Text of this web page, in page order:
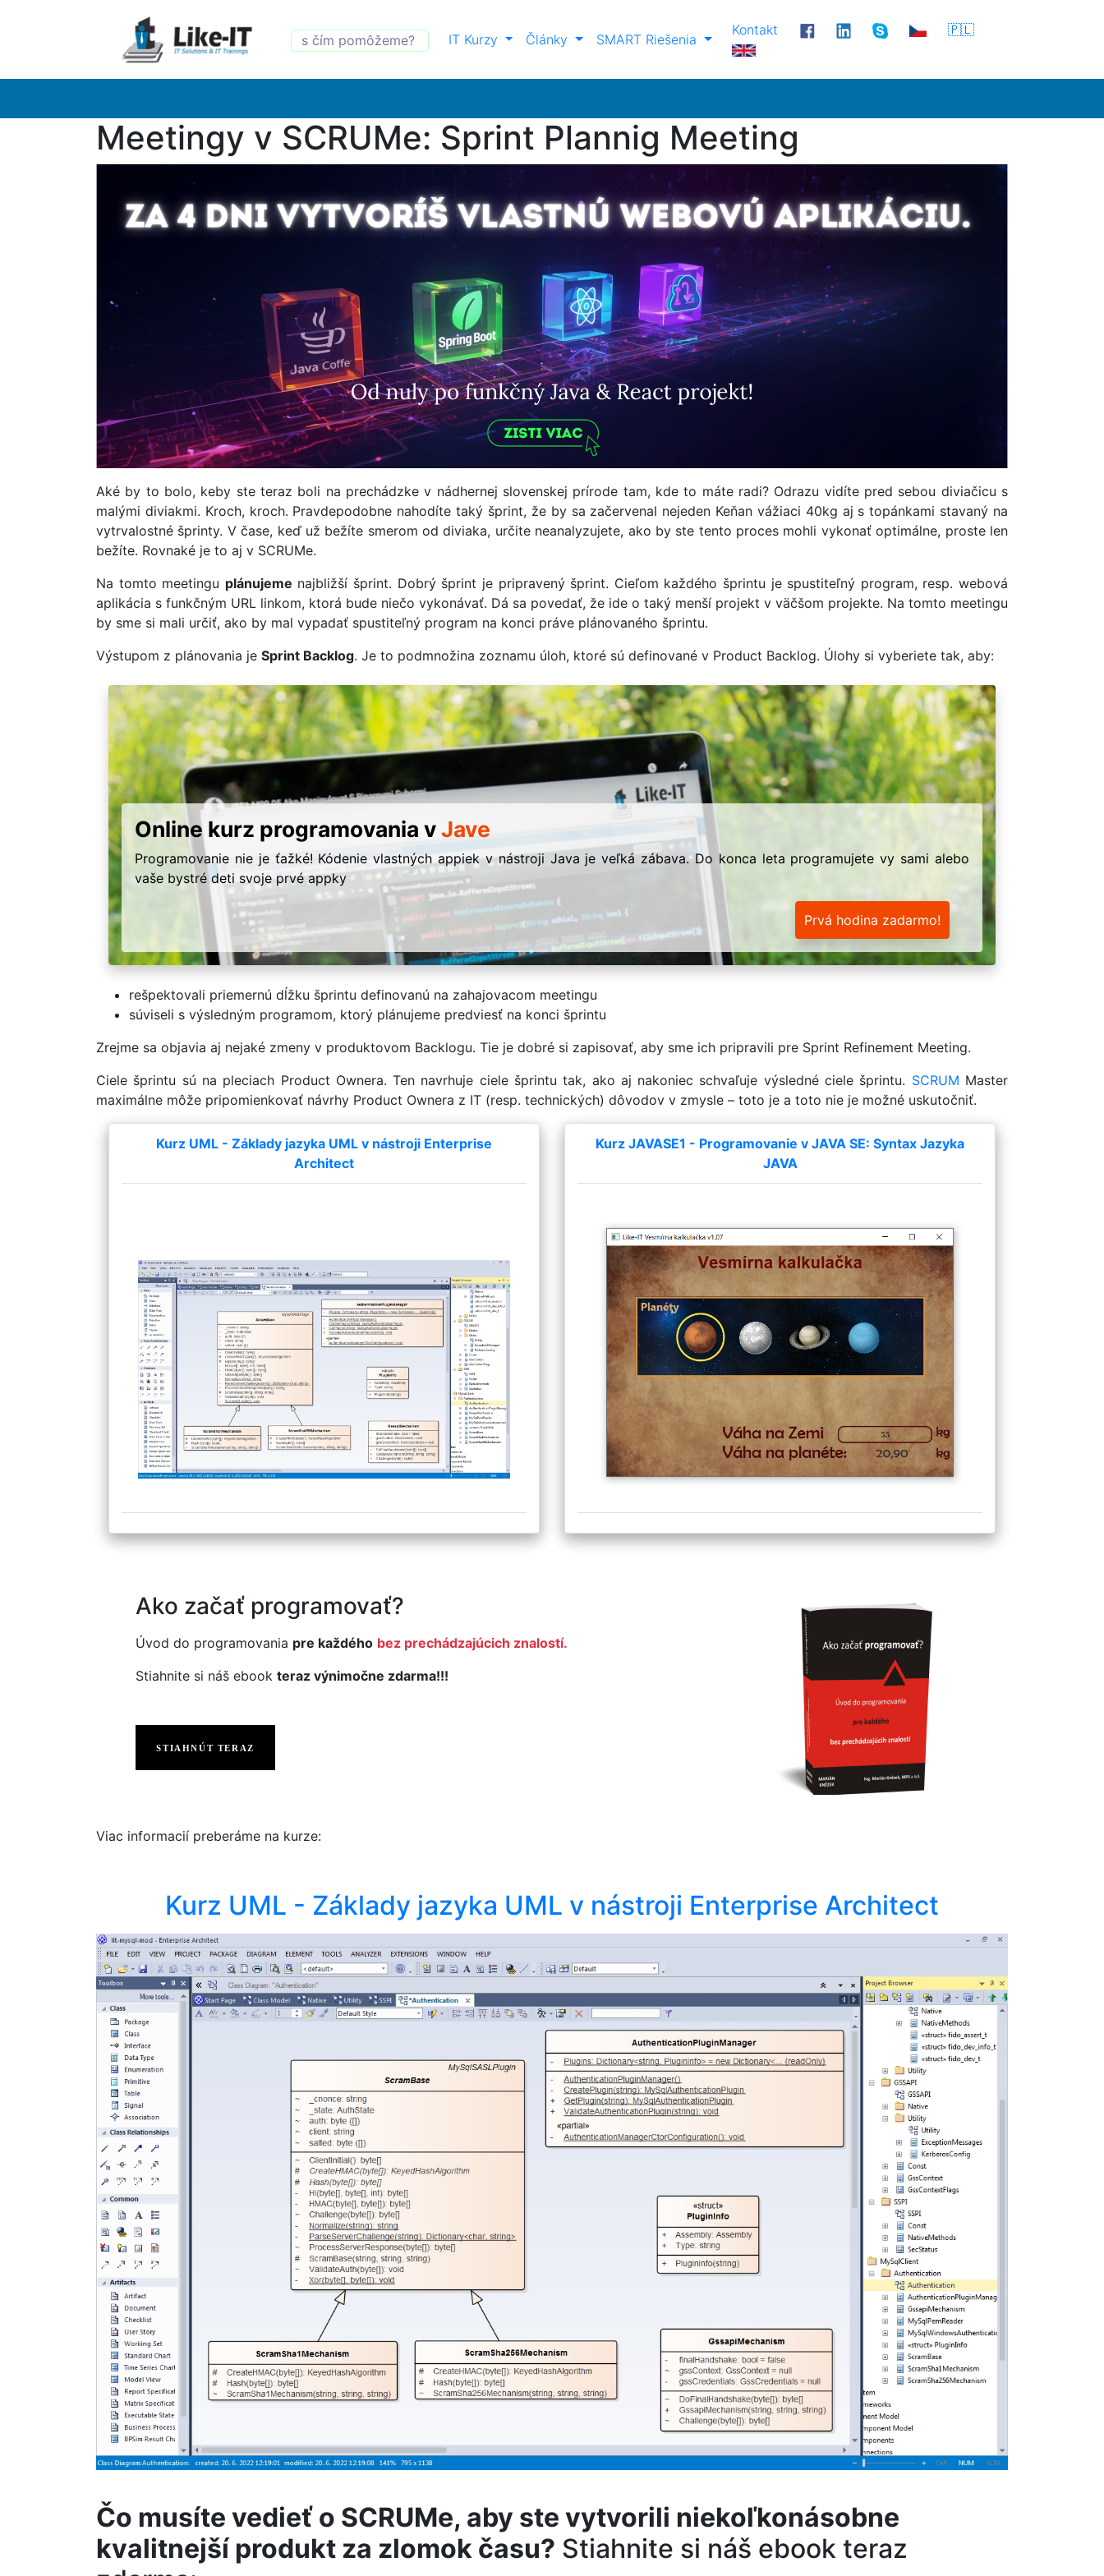
IT Kurzy Články SMART Riešenia
Kontakt 🇵🇱
Meetingy v SCRUMe: Sprint Plannig Meeting
Aké by to bolo, keby ste teraz boli na prechádzke v nádhernej slovenskej prírode tam, kde to máte radi? Odrazu vidíte pred sebou diviačicu s
malými diviakmi. Kroch, kroch. Pravdepodobne nahodíte taký šprint, že by sa začervenal nejeden Keňan vážiaci 40kg aj s topánkami stavaný na
vytrvalostné šprinty. V čase, keď už bežíte smerom od diviaka, určite neanalyzujete, ako by ste tento proces mohli vykonať optimálne, proste len
bežíte. Rovnaké je to aj v SCRUMe.
Na tomto meetingu plánujeme najbližší šprint. Dobrý šprint je pripravený šprint. Cieľom každého šprintu je spustiteľný program, resp. webová
aplikácia s funkčným URL linkom, ktorá bude niečo vykonávať. Dá sa povedať, že ide o taký menší projekt v väčšom projekte. Na tomto meetingu
by sme si mali určiť, ako by mal vypadať spustiteľný program na konci práve plánovaného šprintu.
Výstupom z plánovania je Sprint Backlog. Je to podmnožina zoznamu úloh, ktoré sú definované v Product Backlog. Úlohy si vyberiete tak, aby:
Online kurz programovania vJave
Programovanie nie je ťažké! Kódenie vlastných appiek v nástroji Java je veľká zábava. Do konca leta programujete vy sami alebo
vaše bystré deti svoje prvé appky
Prvá hodina zadarmo!
rešpektovali priemernú dĺžku šprintu definovanú na zahajovacom meetingu
súviseli s výsledným programom, ktorý plánujeme predviesť na konci šprintu
Zrejme sa objavia aj nejaké zmeny v produktovom Backlogu. Tie je dobré si zapisovať, aby sme ich pripravili pre Sprint Refinement Meeting.
Ciele šprintu sú na pleciach Product Ownera. Ten navrhuje ciele šprintu tak, ako aj nakoniec schvaľuje výsledné ciele šprintu. SCRUM Master
maximálne môže pripomienkovať návrhy Product Ownera z IT (resp. technických) dôvodov v zmysle – toto je a toto nie je možné uskutočniť.
Kurz UML - Základy jazyka UML v nástroji Enterprise
Architect
Kurz JAVASE1 - Programovanie v JAVA SE: Syntax Jazyka
JAVA
Ako začať programovať?
Úvod do programovania pre každého bez prechádzajúcich znalostí.
Stiahnite si náš ebook teraz výnimočne zdarma!!!
STIAHNÚT TERAZ
Viac informacií preberáme na kurze:
Kurz UML - Základy jazyka UML v nástroji Enterprise Architect
Čo musíte vedieť o SCRUMe, aby ste vytvorili niekoľkonásobne
kvalitnejší produkt za zlomok času? Stiahnite si náš ebook teraz